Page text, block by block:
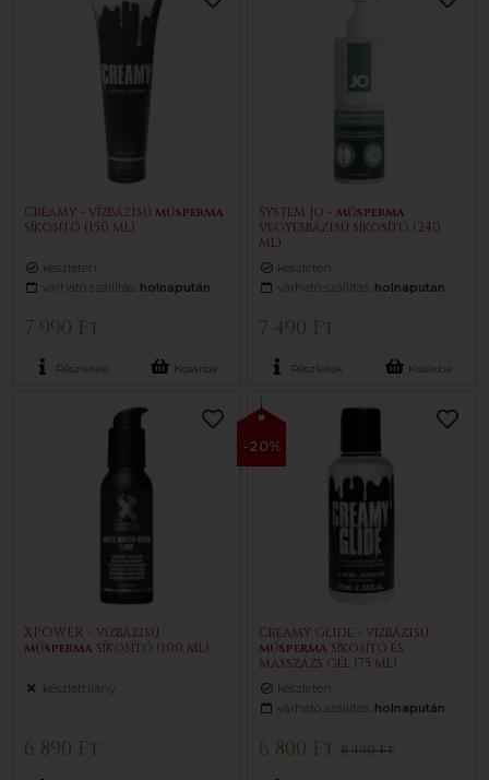
Creamy - vízbázisú műsperma
síkosító (150 ml)
készleten
várható szállítás: holnapután
7 990 Ft
Részletek Kosárba
System Jo - műsperma
vegyesbázisú síkosító (240
ml)
készleten
várható szállítás: holnapután
7 490 Ft
Részletek Kosárba
XPOWER - vízbázisú
műsperma síkosító (100 ml)
készlethiány
6 890 Ft
-20%
Creamy Glide - vízbázisú
műsperma síkosító és
masszázs gél (75 ml)
készleten
várható szállítás: holnapután
6 800 Ft8 490 Ft